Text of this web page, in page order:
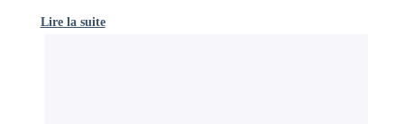
Lire la suite